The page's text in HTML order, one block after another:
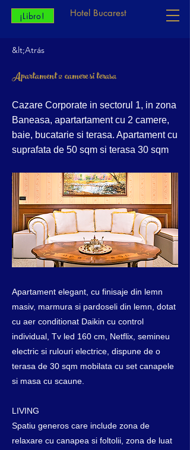
Hotel Bucarest
¡Libro!
&lt;Atrás
Apartament 2 camere si terasa
Cazare Corporate in sectorul 1, in zona
Baneasa, apartartament cu 2 camere,
baie, bucatarie si terasa. Apartament cu
suprafata de 50 sqm si terasa 30 sqm
Apartament elegant, cu finisaje din lemn
masiv, marmura si pardoseli din lemn, dotat
cu aer conditionat Daikin cu control
individual, Tv led 160 cm, Netflix, semineu
electric si rulouri electrice, dispune de o
terasa de 30 sqm mobilata cu set canapele
si masa cu scaune.
LIVING
Spatiu generos care include zona de
relaxare cu canapea si foltolii, zona de luat